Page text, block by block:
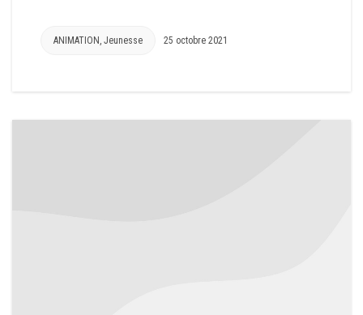
ANIMATION , Jeunesse 25 octobre 2021